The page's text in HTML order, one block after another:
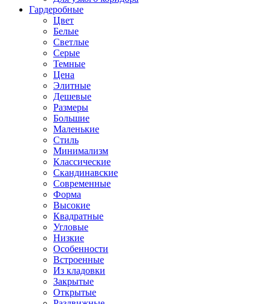
Гардеробные
Цвет
Белые
Светлые
Серые
Темные
Цена
Элитные
Дешевые
Размеры
Большие
Маленькие
Стиль
Минимализм
Классические
Скандинавские
Современные
Форма
Высокие
Квадратные
Угловые
Низкие
Особенности
Встроенные
Из кладовки
Закрытые
Открытые